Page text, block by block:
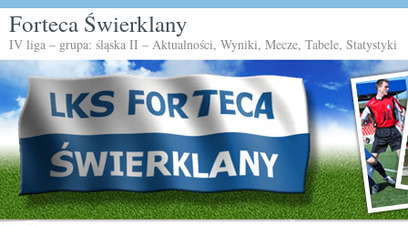
Forteca Świerklany
IV liga – grupa: śląska II – Aktualności, Wyniki, Mecze, Tabele, Statystyki